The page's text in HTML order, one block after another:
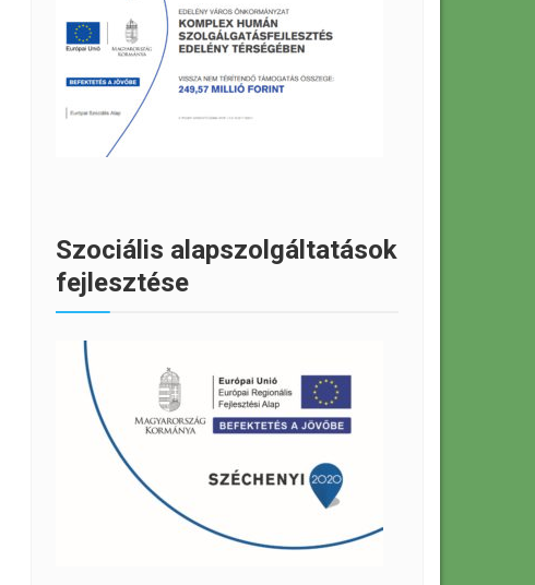
Szociális alapszolgáltatások
fejlesztése